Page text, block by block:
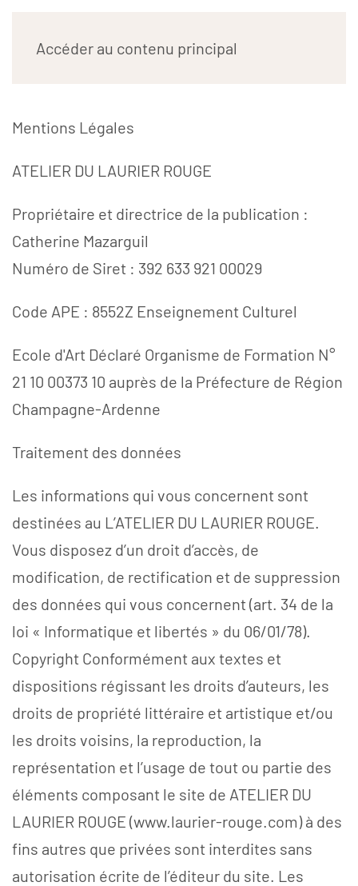
Accéder au contenu principal
ROUGE
Mentions Légales
ATELIER DU LAURIER ROUGE
Propriétaire et directrice de la publication :
Catherine Mazarguil
Numéro de Siret : 392 633 921 00029
Code APE : 8552Z Enseignement Culturel
Ecole d'Art Déclaré Organisme de Formation N°
21 10 00373 10 auprès de la Préfecture de Région
Champagne-Ardenne
Traitement des données
Les informations qui vous concernent sont
destinées au L’ATELIER DU LAURIER ROUGE.
Vous disposez d’un droit d’accès, de
modification, de rectification et de suppression
des données qui vous concernent (art. 34 de la
loi « Informatique et libertés » du 06/01/78).
Copyright Conformément aux textes et
dispositions régissant les droits d’auteurs, les
droits de propriété littéraire et artistique et/ou
les droits voisins, la reproduction, la
représentation et l’usage de tout ou partie des
éléments composant le site de ATELIER DU
LAURIER ROUGE (www.laurier-rouge.com) à des
fins autres que privées sont interdites sans
autorisation écrite de l’éditeur du site. Les